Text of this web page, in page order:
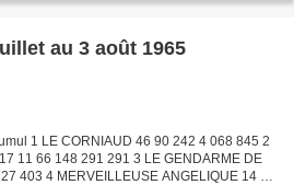
au 3 août 1965
1 LE CORNIAUD 46 90 242 4 068 845 2
11 66 148 291 291 3 LE GENDARME DE
403 4 MERVEILLEUSE ANGELIQUE 14 46